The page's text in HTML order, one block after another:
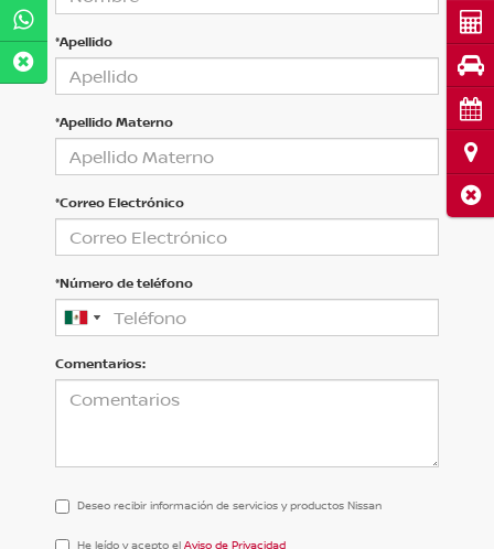
*Apellido
*Apellido Materno
*Correo Electrónico
*Número de teléfono
Comentarios:
Deseo recibir información de servicios y productos Nissan
He
He leído y acepto el Aviso de Privacidad